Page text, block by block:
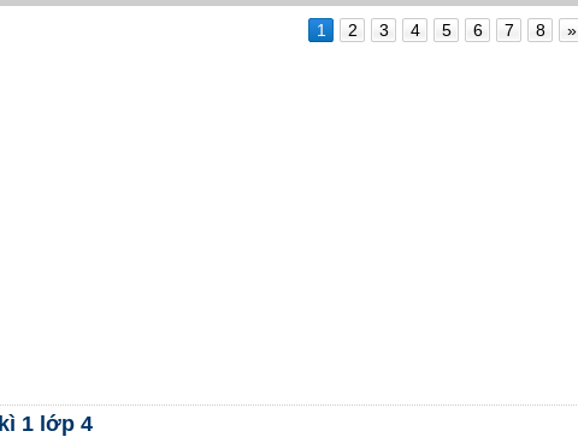
1 2 3 4 5 6 7 8 »
1 lớp 4